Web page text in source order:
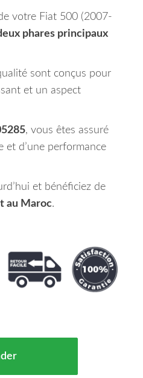
votre Fiat 500 (2007-
phares principaux
sont conçus pour
et un aspect
, vous êtes assuré
et d’une performance
et bénéficiez de
au Maroc.